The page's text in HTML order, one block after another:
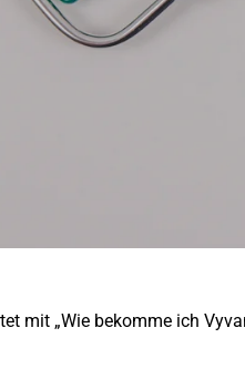
mit „Wie bekomme ich